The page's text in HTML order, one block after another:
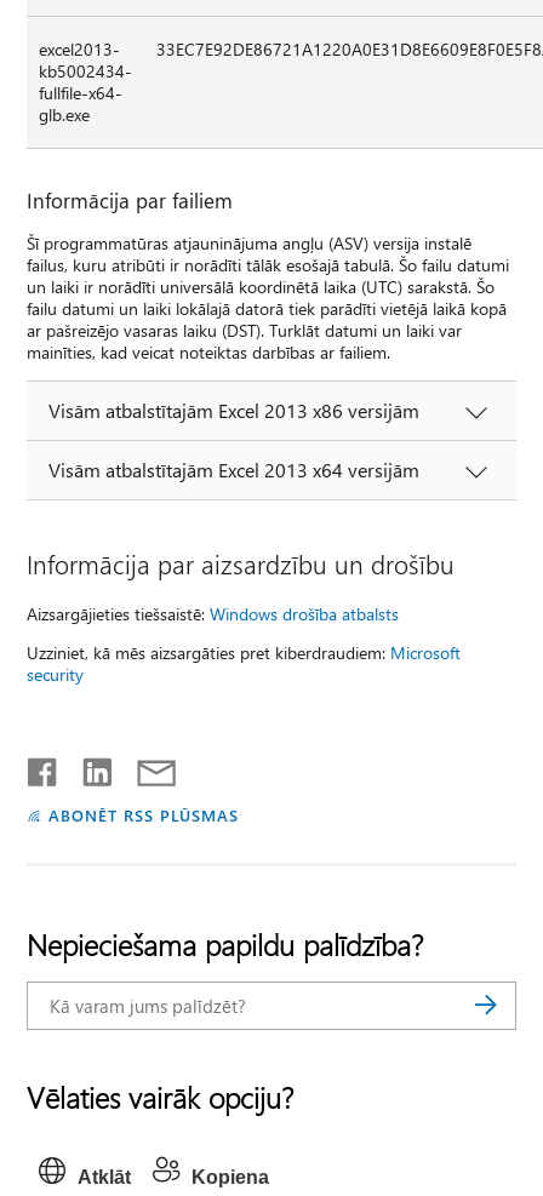
excel2013-
kb5002434-
fullfile-x64-
glb.exe
Informācija par failiem
Šī programmatūras atjauninājuma angļu (ASV) versija instalē
failus, kuru atribūti ir norādīti tālāk esošajā tabulā. Šo failu datumi
un laiki ir norādīti universālā koordinētā laika (UTC) sarakstā. Šo
failu datumi un laiki lokālajā datorā tiek parādīti vietējā laikā kopā
ar pašreizējo vasaras laiku (DST). Turklāt datumi un laiki var
mainīties, kad veicat noteiktas darbības ar failiem.
Visām atbalstītajām Excel 2013 x86 versijām
Visām atbalstītajām Excel 2013 x64 versijām
Informācija par aizsardzību un drošību
Aizsargājieties tiešsaistē:Windows drošība atbalsts
Uzziniet, kā mēs aizsargāties pret kiberdraudiem: Microsoft
security
ABONĒT RSS PLŪSMAS
Nepieciešama papildu palīdzība?
Vēlaties vairāk opciju?
Atklāt Kopiena